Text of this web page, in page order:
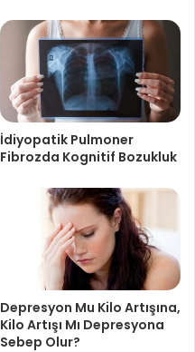
İdiyopatik Pulmoner
Fibrozda Kognitif Bozukluk
Depresyon Mu Kilo Artışına,
Kilo Artışı Mı Depresyona
Sebep Olur?